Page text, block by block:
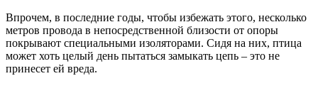
Впрочем, в последние годы, чтобы избежать этого, несколько
метров провода в непосредственной близости от опоры
покрывают специальными изоляторами. Сидя на них, птица
может хоть целый день пытаться замыкать цепь – это не
принесет ей вреда.